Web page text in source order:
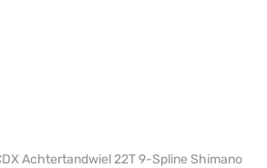
Achtertandwiel 22T 9-Spline Shimano